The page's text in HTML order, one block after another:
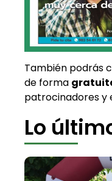
También podrás
de forma
patrocinadores y
Lo